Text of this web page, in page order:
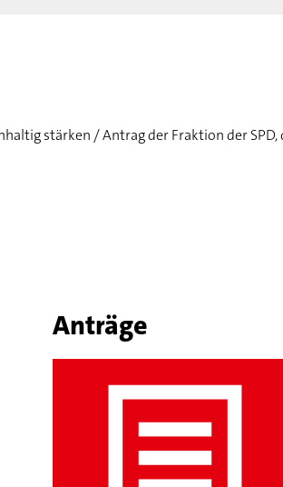
stärken / Antrag der Fraktion der
Anträge